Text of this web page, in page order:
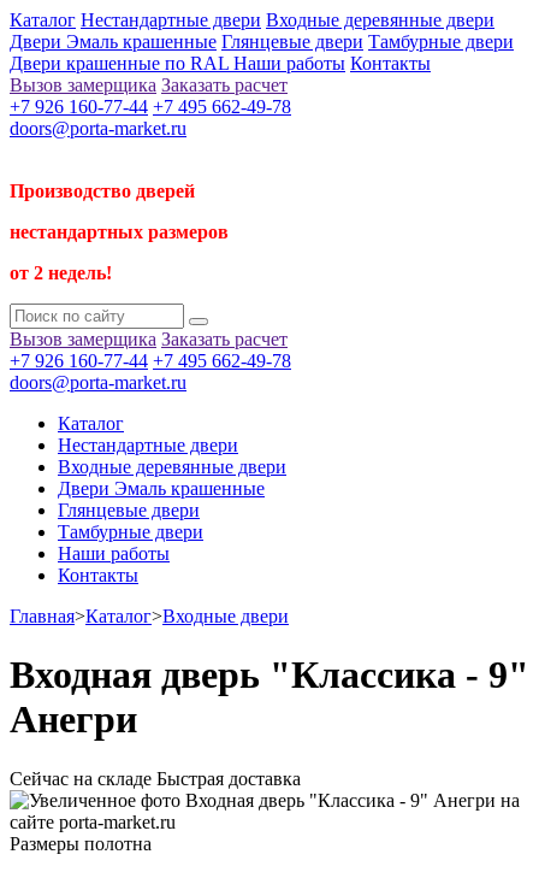
Каталог Нестандартные двери Входные деревянные двери
Двери Эмаль крашенные Глянцевые двери Тамбурные двери
Двери крашенные по RAL Наши работы Контакты
Вызов замерщика Заказать расчет
+7 926 160-77-44 +7 495 662-49-78
doors@porta-market.ru
Производство дверей
нестандартных размеров
от 2 недель!
Вызов замерщика Заказать расчет
+7 926 160-77-44 +7 495 662-49-78
doors@porta-market.ru
Каталог
Нестандартные двери
Входные деревянные двери
Двери Эмаль крашенные
Глянцевые двери
Тамбурные двери
Наши работы
Контакты
Главная>Каталог>Входные двери
Входная дверь "Классика - 9"
Анегри
Сейчас на складе Быстрая доставка
Размеры полотна